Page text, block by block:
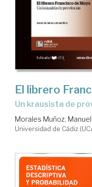
El librero
un krausista de
Morales Muñoz, Manuel
Universidad de Cádiz